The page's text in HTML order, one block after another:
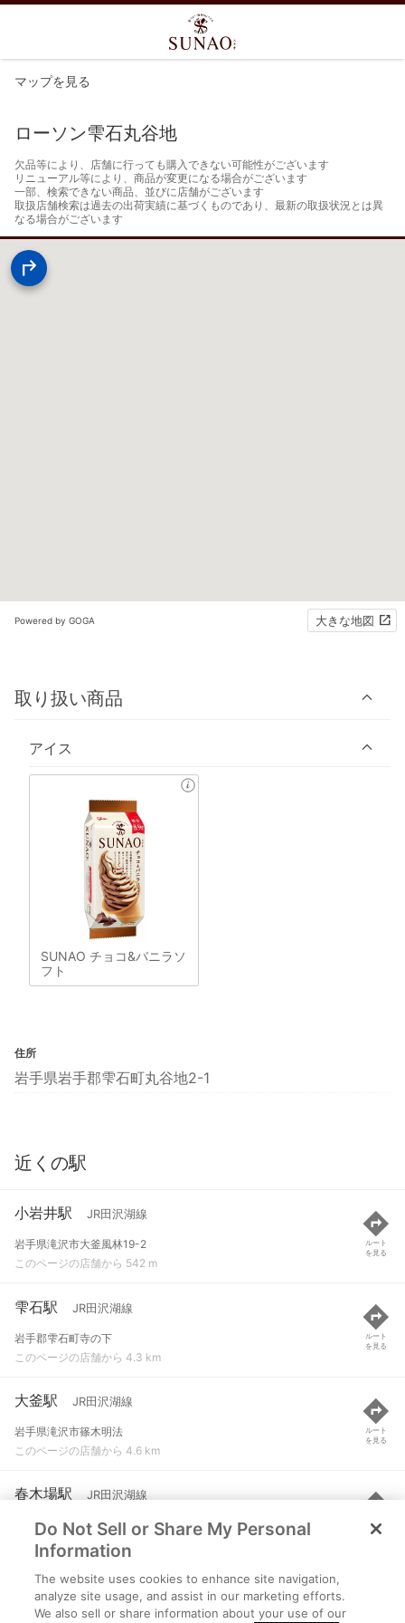
マップを見る
ローソン雫石丸谷地
欠品等により、店舗に行っても購入できない可能性がございます
リニューアル等により、商品が変更になる場合がございます
一部、検索できない商品、並びに店舗がございます
取扱店舗検索は過去の出荷実績に基づくものであり、最新の取扱状況とは異
なる場合がございます
Powered by GOGA 大きな地図
取り扱い商品
アイス
SUNAO チョコ&バニラソ
フト
住所
岩手県岩手郡雫石町丸谷地2-1
近くの駅
小岩井駅 JR田沢湖線
岩手県滝沢市大釜風林19-2
このページの店舗から 542 m
ルート
を見る
雫石駅 JR田沢湖線
岩手郡雫石町寺の下
このページの店舗から 4.3 km
ルート
を見る
大釜駅 JR田沢湖線
岩手県滝沢市篠木明法
このページの店舗から 4.6 km
ルート
を見る
春木場駅 JR田沢湖線
岩手郡雫石町大字上野
このページの店舗から 6.6 km
ルート
を見る
前潟駅 JR田沢湖線
岩手県盛岡市上厨川前潟153-1
Do Not Sell or Share My Personal
Information
The website uses cookies to enhance site navigation,
analyze site usage, and assist in our marketing efforts.
We also sell or share information about your use of our